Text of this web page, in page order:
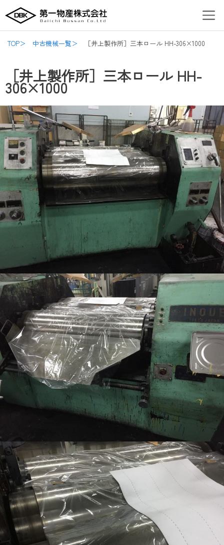
容
を
Menu
TOP＞ 中古機械一覧＞ ［井上製作所］三本ロール HH-306×1000
［井上製作所］三本ロール HH-
306×1000
navigation